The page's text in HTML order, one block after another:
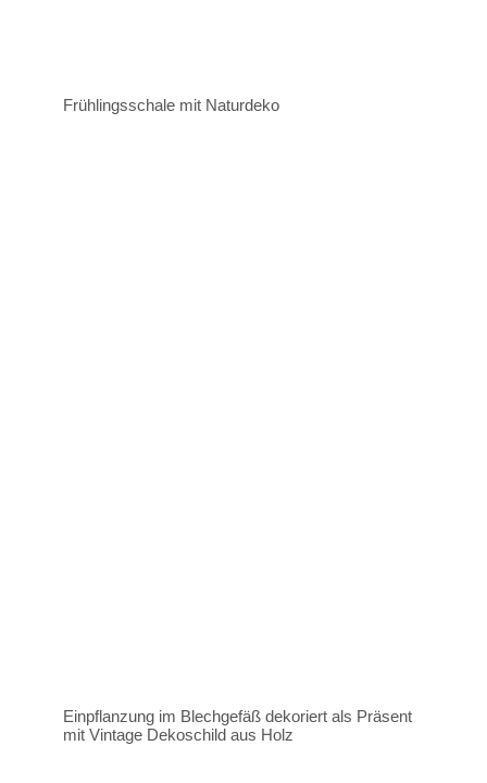
Frühlingsschale mit Naturdeko
Einpflanzung im Blechgefäß dekoriert als Präsent
mit Vintage Dekoschild aus Holz